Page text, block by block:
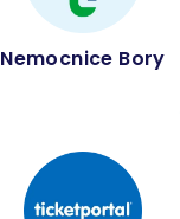
Nemocnice Bory